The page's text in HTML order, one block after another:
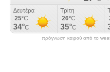
πρόγνωση καιρού από το